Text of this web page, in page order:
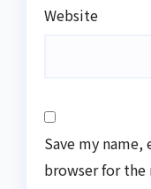
Website
Save my
browser for